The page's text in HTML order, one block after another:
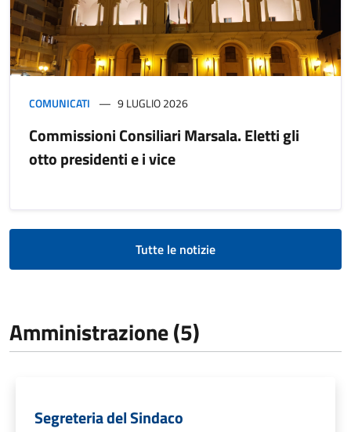
COMUNICATI 9 LUGLIO 2026
Commissioni Consiliari Marsala. Eletti gli
otto presidenti e i vice
Tutte le notizie
Amministrazione (5)
Segreteria del Sindaco